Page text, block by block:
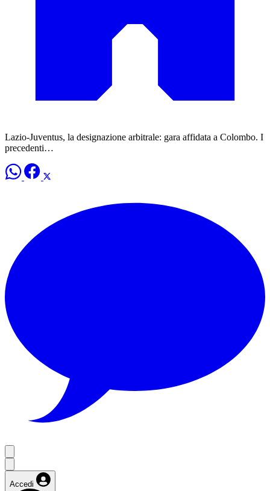
Lazio-Juventus, la designazione arbitrale: gara affidata a Colombo. I
precedenti…
Accedi